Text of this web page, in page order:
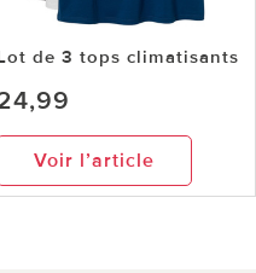
de 3 tops climatisants
Voir l’article